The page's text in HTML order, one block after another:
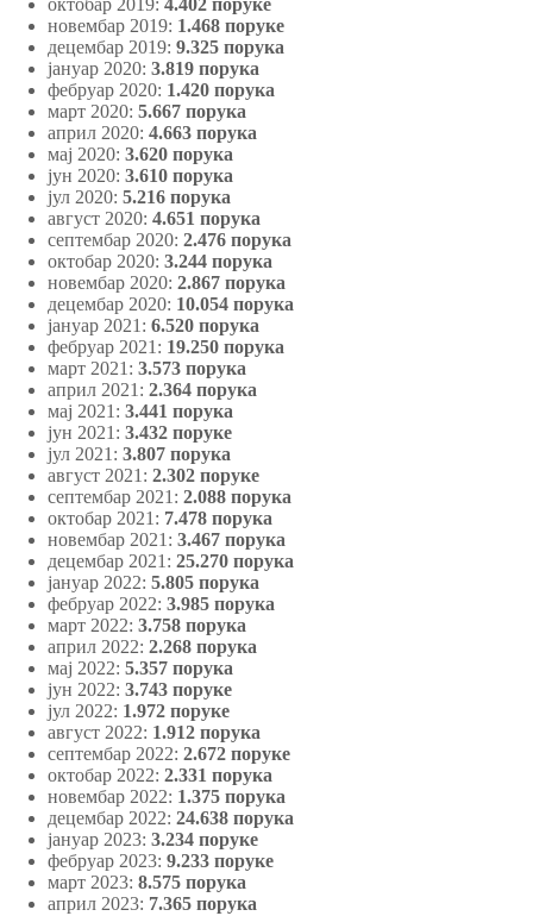
октобар 2019: 4.402 поруке
новембар 2019: 1.468 поруке
децембар 2019: 9.325 порука
јануар 2020: 3.819 порука
фебруар 2020: 1.420 порука
март 2020: 5.667 порука
април 2020: 4.663 порука
мај 2020: 3.620 порука
јун 2020: 3.610 порука
јул 2020: 5.216 порука
август 2020: 4.651 порука
септембар 2020: 2.476 порука
октобар 2020: 3.244 порука
новембар 2020: 2.867 порука
децембар 2020: 10.054 порука
јануар 2021: 6.520 порука
фебруар 2021: 19.250 порука
март 2021: 3.573 порука
април 2021: 2.364 порука
мај 2021: 3.441 порука
јун 2021: 3.432 поруке
јул 2021: 3.807 порука
август 2021: 2.302 поруке
септембар 2021: 2.088 порука
октобар 2021: 7.478 порука
новембар 2021: 3.467 порука
децембар 2021: 25.270 порука
јануар 2022: 5.805 порука
фебруар 2022: 3.985 порука
март 2022: 3.758 порука
април 2022: 2.268 порука
мај 2022: 5.357 порука
јун 2022: 3.743 поруке
јул 2022: 1.972 поруке
август 2022: 1.912 порука
септембар 2022: 2.672 поруке
октобар 2022: 2.331 порука
новембар 2022: 1.375 порука
децембар 2022: 24.638 порука
јануар 2023: 3.234 поруке
фебруар 2023: 9.233 поруке
март 2023: 8.575 порука
април 2023: 7.365 порука